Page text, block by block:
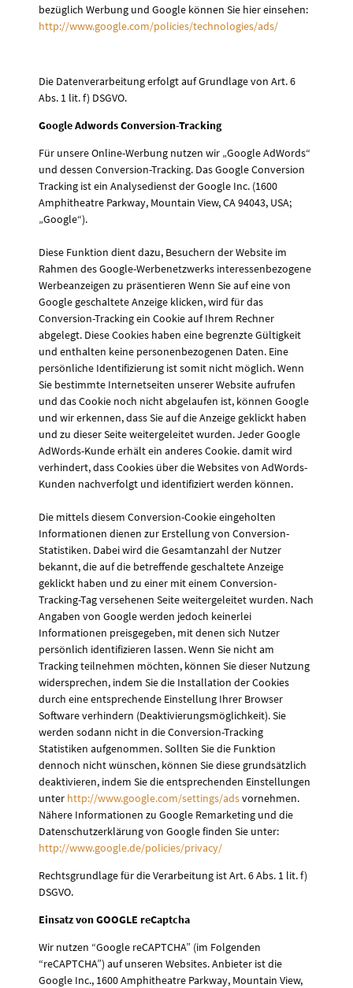
bezüglich Werbung und Google können Sie hier einsehen:
http://www.google.com/policies/technologies/ads/
Die Datenverarbeitung erfolgt auf Grundlage von Art. 6
Abs. 1 lit. f) DSGVO.
Google Adwords Conversion-Tracking
Für unsere Online-Werbung nutzen wir „Google AdWords“
und dessen Conversion-Tracking. Das Google Conversion
Tracking ist ein Analysedienst der Google Inc. (1600
Amphitheatre Parkway, Mountain View, CA 94043, USA;
„Google“).
Diese Funktion dient dazu, Besuchern der Website im
Rahmen des Google-Werbenetzwerks interessenbezogene
Werbeanzeigen zu präsentieren Wenn Sie auf eine von
Google geschaltete Anzeige klicken, wird für das
Conversion-Tracking ein Cookie auf Ihrem Rechner
abgelegt. Diese Cookies haben eine begrenzte Gültigkeit
und enthalten keine personenbezogenen Daten. Eine
persönliche Identifizierung ist somit nicht möglich. Wenn
Sie bestimmte Internetseiten unserer Website aufrufen
und das Cookie noch nicht abgelaufen ist, können Google
und wir erkennen, dass Sie auf die Anzeige geklickt haben
und zu dieser Seite weitergeleitet wurden. Jeder Google
AdWords-Kunde erhält ein anderes Cookie. damit wird
verhindert, dass Cookies über die Websites von AdWords-
Kunden nachverfolgt und identifiziert werden können.
Die mittels diesem Conversion-Cookie eingeholten
Informationen dienen zur Erstellung von Conversion-
Statistiken. Dabei wird die Gesamtanzahl der Nutzer
bekannt, die auf die betreffende geschaltete Anzeige
geklickt haben und zu einer mit einem Conversion-
Tracking-Tag versehenen Seite weitergeleitet wurden. Nach
Angaben von Google werden jedoch keinerlei
Informationen preisgegeben, mit denen sich Nutzer
persönlich identifizieren lassen. Wenn Sie nicht am
Tracking teilnehmen möchten, können Sie dieser Nutzung
widersprechen, indem Sie die Installation der Cookies
durch eine entsprechende Einstellung Ihrer Browser
Software verhindern (Deaktivierungsmöglichkeit). Sie
werden sodann nicht in die Conversion-Tracking
Statistiken aufgenommen. Sollten Sie die Funktion
dennoch nicht wünschen, können Sie diese grundsätzlich
deaktivieren, indem Sie die entsprechenden Einstellungen
unter http://www.google.com/settings/adsvornehmen.
Nähere Informationen zu Google Remarketing und die
Datenschutzerklärung von Google finden Sie unter:
http://www.google.de/policies/privacy/
Rechtsgrundlage für die Verarbeitung ist Art. 6 Abs. 1 lit. f)
DSGVO.
Einsatz von GOOGLE reCaptcha
Wir nutzen “Google reCAPTCHA” (im Folgenden
“reCAPTCHA”) auf unseren Websites. Anbieter ist die
Google Inc., 1600 Amphitheatre Parkway, Mountain View,